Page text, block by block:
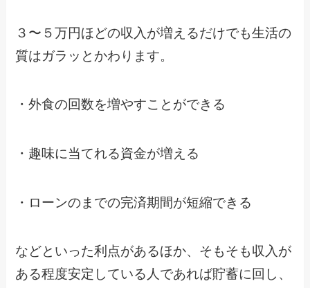
３〜５万円ほどの収入が増えるだけでも生活の
質はガラッとかわります。
・外食の回数を増やすことができる
・趣味に当てれる資金が増える
・ローンのまでの完済期間が短縮できる
などといった利点があるほか、そもそも収入が
ある程度安定している人であれば貯蓄に回し、